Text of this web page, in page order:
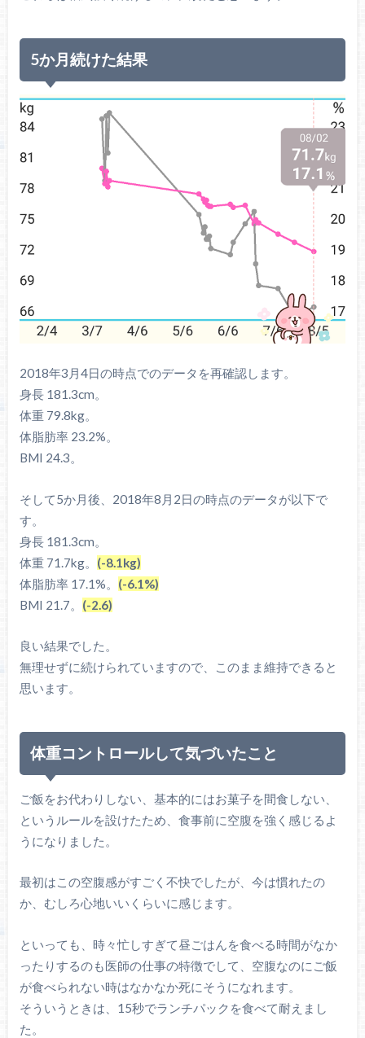
5か月続けた結果
2018年3月4日の時点でのデータを再確認します。
身長 181.3cm。
体重 79.8kg。
体脂肪率 23.2%。
BMI 24.3。
そして5か月後、2018年8月2日の時点のデータが以下で
す。
身長 181.3cm。
体重 71.7kg。 (-8.1kg)
体脂肪率 17.1%。 (-6.1%)
BMI 21.7。 (-2.6)
良い結果でした。
無理せずに続けられていますので、このまま維持できると
思います。
体重コントロールして気づいたこと
ご飯をお代わりしない、基本的にはお菓子を間食しない、
というルールを設けたため、食事前に空腹を強く感じるよ
うになりました。
最初はこの空腹感がすごく不快でしたが、今は慣れたの
か、むしろ心地いいくらいに感じます。
といっても、時々忙しすぎて昼ごはんを食べる時間がなか
ったりするのも医師の仕事の特徴でして、空腹なのにご飯
が食べられない時はなかなか死にそうになれます。
そういうときは、15秒でランチパックを食べて耐えまし
た。